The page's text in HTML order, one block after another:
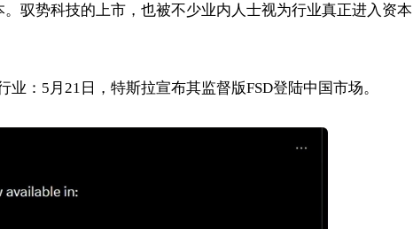
驭势科技的上市，也被不少业内人士视为行业真正进入资本
：5月21日，特斯拉宣布其监督版FSD登陆中国市场。